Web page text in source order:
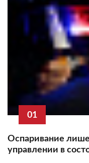
01
Оспаривание
управлении в